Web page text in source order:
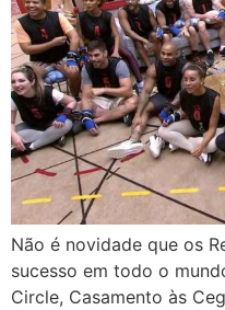
Não é novidade que os
sucesso em todo o
Circle, Casamento às